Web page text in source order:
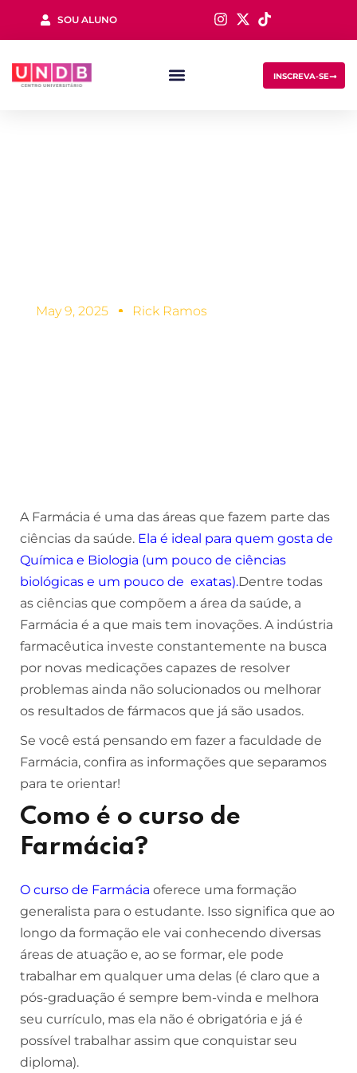
SOU ALUNO
INSCREVA-SE
May 9, 2025 Rick Ramos
A Farmácia é uma das áreas que fazem parte das
ciências da saúde. Ela é ideal para quem gosta de
Química e Biologia (um pouco de ciências
biológicas e um pouco de exatas).Dentre todas
as ciências que compõem a área da saúde, a
Farmácia é a que mais tem inovações. A indústria
farmacêutica investe constantemente na busca
por novas medicações capazes de resolver
problemas ainda não solucionados ou melhorar
os resultados de fármacos que já são usados.
Se você está pensando em fazer a faculdade de
Farmácia, confira as informações que separamos
para te orientar!
Como é o curso de
Farmácia?
O curso de Farmácia oferece uma formação
generalista para o estudante. Isso significa que ao
longo da formação ele vai conhecendo diversas
áreas de atuação e, ao se formar, ele pode
trabalhar em qualquer uma delas (é claro que a
pós-graduação é sempre bem-vinda e melhora
seu currículo, mas ela não é obrigatória e já é
possível trabalhar assim que conquistar seu
diploma).